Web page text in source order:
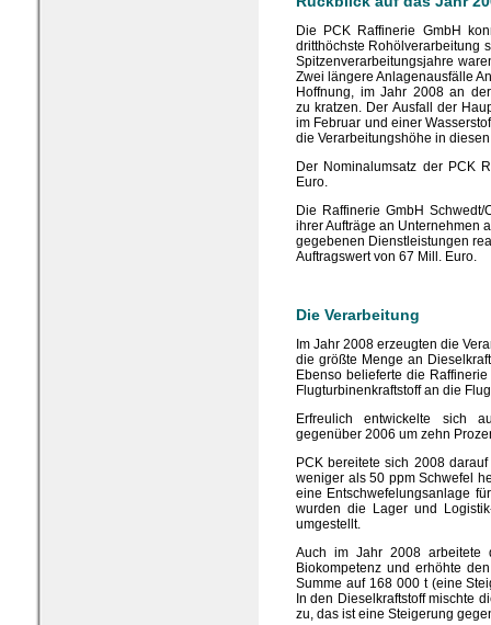
Die PCK Raffinerie GmbH
dritthöchste Rohölverarbeitung
Spitzenverarbeitungsjahre
Zwei längere Anlagenausfälle
Hoffnung, im Jahr 2008 an
zu kratzen. Der Ausfall der
im Februar und einer
die Verarbeitungshöhe in
Der Nominalumsatz der PCK
Euro.
Die Raffinerie GmbH
ihrer Aufträge an Unternehmen
gegebenen Dienstleistungen
Auftragswert von 67 Mill. Euro.
Die Verarbeitung
Im Jahr 2008 erzeugten die
die größte Menge an
Ebenso belieferte die
Flugturbinenkraftstoff an die
Erfreulich entwickelte sich
gegenüber 2006 um zehn
PCK bereitete sich 2008
weniger als 50 ppm Schwefel
eine Entschwefelungsanlage
wurden die Lager und
umgestellt.
Auch im Jahr 2008 arbeitete
Biokompetenz und erhöhte
Summe auf 168 000 t (eine
In den Dieselkraftstoff mischte
zu, das ist eine Steigerung